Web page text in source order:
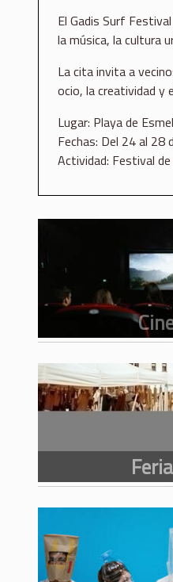
El Gadis Surf
la música, la cultura
La cita invita a
ocio, la creatividad y
Lugar: Playa de
Fechas: Del 24 al 28
Actividad: Festival